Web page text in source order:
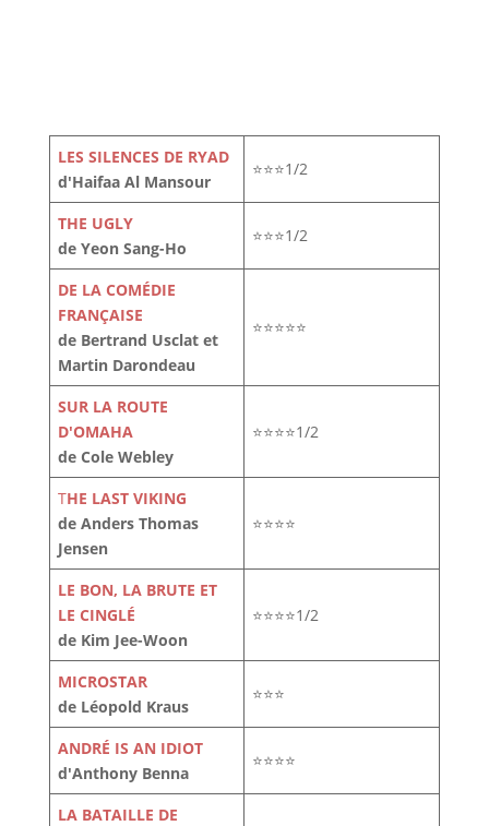
LES SILENCES DE RYAD
d'Haifaa Al Mansour
⭐⭐⭐1/2
THE UGLY
de Yeon Sang-Ho
⭐⭐⭐1/2
DE LA COMÉDIE
FRANÇAISE
de Bertrand Usclat et
Martin Darondeau
⭐⭐⭐⭐⭐
SUR LA ROUTE
D'OMAHA
de Cole Webley
⭐⭐⭐⭐1/2
THE LAST VIKING
de Anders Thomas
Jensen
⭐⭐⭐⭐
LE BON, LA BRUTE ET
LE CINGLÉ
de Kim Jee-Woon
⭐⭐⭐⭐1/2
MICROSTAR
de Léopold Kraus
⭐⭐⭐
ANDRÉ IS AN IDIOT
d'Anthony Benna
⭐⭐⭐⭐
LA BATAILLE DE